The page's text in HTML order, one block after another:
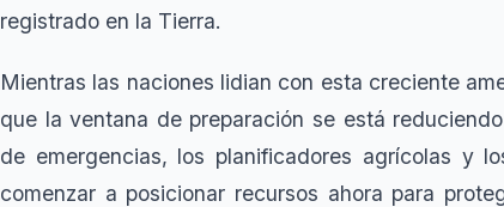
registrado en la Tierra.
Mientras las naciones lidian con esta creciente
que la ventana de preparación se está
de emergencias, los planificadores agrícolas y
comenzar a posicionar recursos ahora para